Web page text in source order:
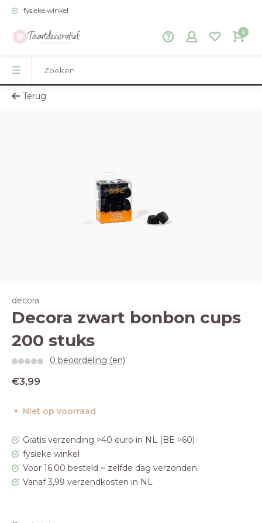
fysieke winkel
0
Terug
decora
Decora zwart bonbon cups
200 stuks
0 beoordeling (en)
€3,99
Niet op voorraad
Gratis verzending >40 euro in NL (BE >60)
fysieke winkel
Voor 16.00 besteld = zelfde dag verzonden
Vanaf 3,99 verzendkosten in NL